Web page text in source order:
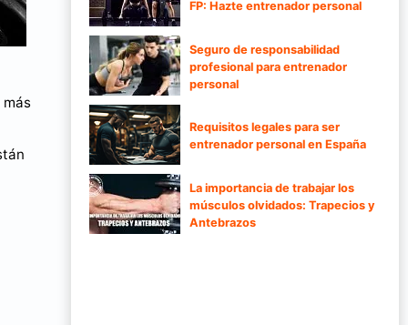
más
FP: Hazte entrenador personal
Seguro de responsabilidad
profesional para entrenador
personal
Requisitos legales para ser
entrenador personal en España
La importancia de trabajar los
músculos olvidados: Trapecios y
Antebrazos